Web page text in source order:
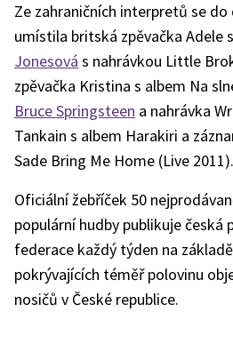
Ze zahraničních interpretů se
umístila britská zpěvačka Adele
Jonesová s nahrávkou Little
zpěvačka Kristina s albem Na
Bruce Springsteen a nahrávka
Tankain s albem Harakiri a
Sade Bring Me Home (Live 2011).
Oficiální žebříček 50
populární hudby publikuje česká
federace každý týden na
pokrývajících téměř polovinu
nosičů v České republice.